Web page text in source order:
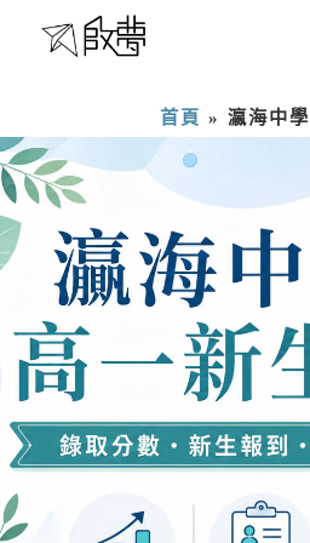
首頁 » 瀛海中